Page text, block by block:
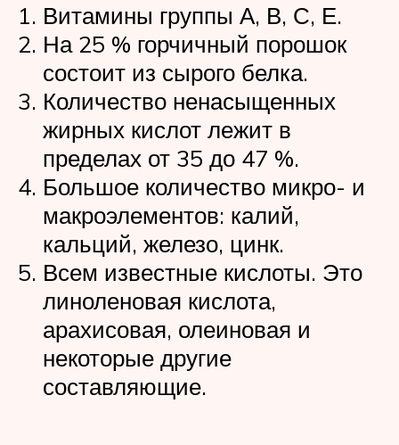
Витамины группы А, В, С, Е.
На 25 % горчичный порошок
состоит из сырого белка.
Количество ненасыщенных
жирных кислот лежит в
пределах от 35 до 47 %.
Большое количество микро- и
макроэлементов: калий,
кальций, железо, цинк.
Всем известные кислоты. Это
линоленовая кислота,
арахисовая, олеиновая и
некоторые другие
составляющие.